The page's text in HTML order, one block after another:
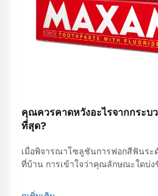
คุณควรคาดหวังอะไรจากกระ
ที่สุด?
เมื่อพิจารณาโซลูชันการฟอกสีฟันระ
ที่บ้าน การเข้าใจว่าคุณลักษณะใดบ่
ตัดสินใจได้อย่างมีข้อมูลประกอบ กร